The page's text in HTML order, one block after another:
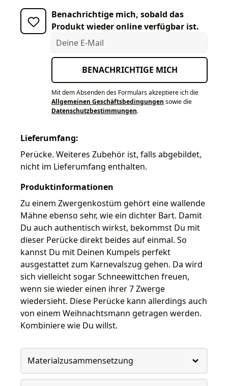
Benachrichtige mich, sobald das
Produkt wieder online verfügbar ist.
Deine E-Mail
BENACHRICHTIGE MICH
Mit dem Absenden des Formulars akzeptiere ich die
Allgemeinen Geschäftsbedingungen sowie die
Datenschutzbestimmungen.
Lieferumfang:
Perücke. Weiteres Zubehör ist, falls abgebildet,
nicht im Lieferumfang enthalten.
Produktinformationen
Zu einem Zwergenkostüm gehört eine wallende
Mähne ebenso sehr, wie ein dichter Bart. Damit
Du auch authentisch wirkst, bekommst Du mit
dieser Perücke direkt beides auf einmal. So
kannst Du mit Deinen Kumpels perfekt
ausgestattet zum Karnevalszug gehen. Da wird
sich vielleicht sogar Schneewittchen freuen,
wenn sie wieder einen ihrer 7 Zwerge
wiedersieht. Diese Perücke kann allerdings auch
von einem Weihnachtsmann getragen werden.
Kombiniere wie Du willst.
Materialzusammensetzung